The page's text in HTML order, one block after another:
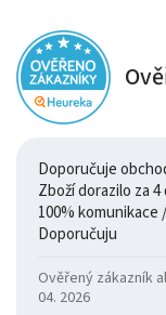
Doporučuje
Zboží dorazilo za
100% komunikace /
Doporučuju
Ověřený zákazník
04. 2026